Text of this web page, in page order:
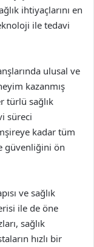
ihtiyaçlarını en
ile tedavi
ulusal ve
kazanmış
türlü sağlık
süreci
kadar tüm
güvenliğini ön
ve sağlık
ile de öne
sağlık
hızlı bir